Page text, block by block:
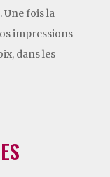
Une fois la
impressions
dans les